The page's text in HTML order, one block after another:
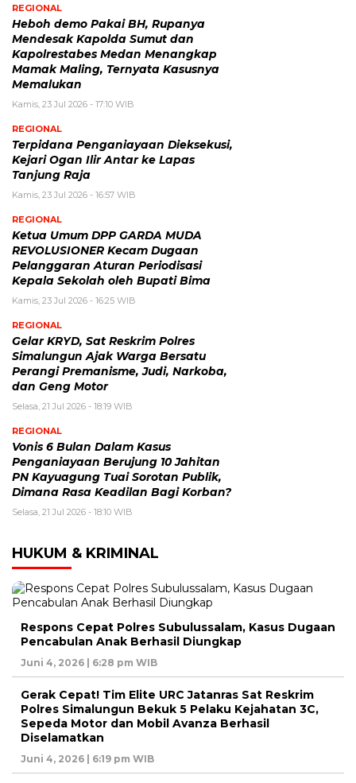
REGIONAL
Heboh demo Pakai BH, Rupanya
Mendesak Kapolda Sumut dan
Kapolrestabes Medan Menangkap
Mamak Maling, Ternyata Kasusnya
Memalukan
Kamis, 23 Jul 2026 - 17:10 WIB
REGIONAL
Terpidana Penganiayaan Dieksekusi,
Kejari Ogan Ilir Antar ke Lapas
Tanjung Raja
Kamis, 23 Jul 2026 - 16:57 WIB
REGIONAL
Ketua Umum DPP GARDA MUDA
REVOLUSIONER Kecam Dugaan
Pelanggaran Aturan Periodisasi
Kepala Sekolah oleh Bupati Bima
Kamis, 23 Jul 2026 - 16:25 WIB
REGIONAL
Gelar KRYD, Sat Reskrim Polres
Simalungun Ajak Warga Bersatu
Perangi Premanisme, Judi, Narkoba,
dan Geng Motor
Selasa, 21 Jul 2026 - 18:19 WIB
REGIONAL
Vonis 6 Bulan Dalam Kasus
Penganiayaan Berujung 10 Jahitan
PN Kayuagung Tuai Sorotan Publik,
Dimana Rasa Keadilan Bagi Korban?
Selasa, 21 Jul 2026 - 18:10 WIB
HUKUM & KRIMINAL
Respons Cepat Polres Subulussalam, Kasus Dugaan
Pencabulan Anak Berhasil Diungkap
Juni 4, 2026 | 6:28 pm WIB
Gerak Cepat! Tim Elite URC Jatanras Sat Reskrim
Polres Simalungun Bekuk 5 Pelaku Kejahatan 3C,
Sepeda Motor dan Mobil Avanza Berhasil
Diselamatkan
Juni 4, 2026 | 6:19 pm WIB